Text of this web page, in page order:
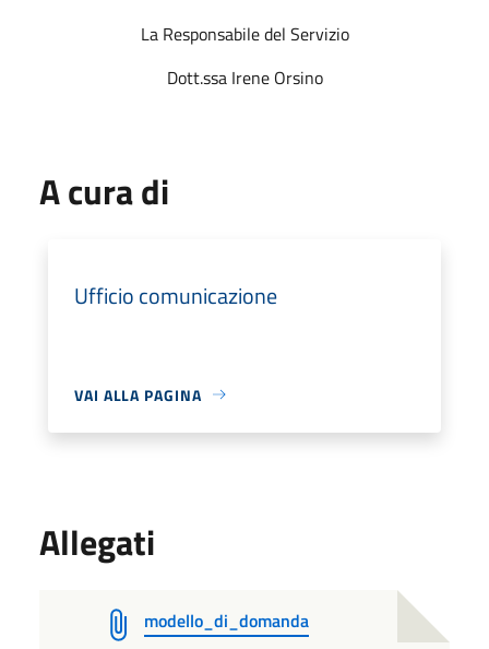
La Responsabile del Servizio
Dott.ssa Irene Orsino
A cura di
Ufficio comunicazione
VAI ALLA PAGINA
Allegati
modello_di_domanda